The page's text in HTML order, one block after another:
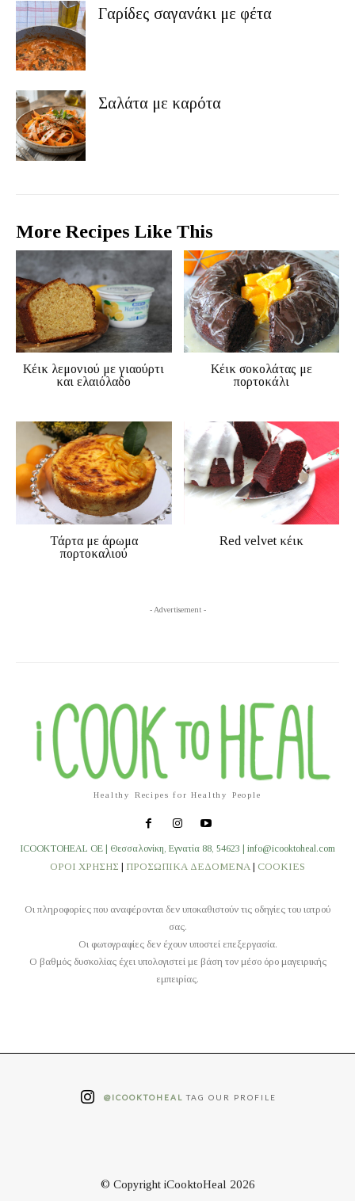
Γαρίδες σαγανάκι με φέτα
Σαλάτα με καρότα
More Recipes Like This
Κέικ λεμονιού με γιαούρτι
και ελαιόλαδο
Κέικ σοκολάτας με
πορτοκάλι
Τάρτα με άρωμα
πορτοκαλιού
Red velvet κέικ
- Advertisement -
Healthy Recipes for Healthy People
ICOOKTOHEAL OE | Θεσσαλονίκη, Εγνατία 88, 54623 | info@icooktoheal.com
ΟΡΟΙ ΧΡΗΣΗΣ | ΠΡΟΣΩΠΙΚΑ ΔΕΔΟΜΕΝΑ | COOKIES
Οι πληροφορίες που αναφέρονται δεν υποκαθιστούν τις οδηγίες του ιατρού
σας.
Οι φωτογραφίες δεν έχουν υποστεί επεξεργασία.
O βαθμός δυσκολίας έχει υπολογιστεί με βάση τον μέσο όρο μαγειρικής
εμπειρίας.
@ICOOKTOHEAL TAG OUR PROFILE
© Copyright iCooktoHeal 2026